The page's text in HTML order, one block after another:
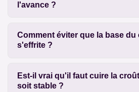
l'avance ?
Comment éviter que la base du
s'effrite ?
Est-il vrai qu'il faut cuire la
soit stable ?